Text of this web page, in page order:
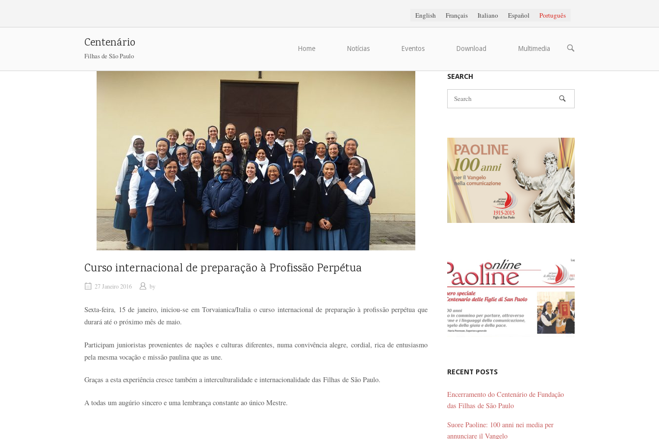
content
English Français Italiano Español Português
Centenário
Filhas de São Paulo
Home Notícias Eventos Download Multimedia
OPEN
Curso internacional de preparação à Profissão Perpétua
27 Janeiro 2016 by
Sexta-feira, 15 de janeiro, iniciou-se em Torvaianica/Italia o curso internacional de preparação à profissão perpétua que
durará até o próximo mês de maio.
Participam junioristas provenientes de nações e culturas diferentes, numa convivência alegre, cordial, rica de entusiasmo
pela mesma vocação e missão paulina que as une.
Graças a esta experiência cresce também a interculturalidade e internacionalidade das Filhas de São Paulo.
A todas um augúrio sincero e uma lembrança constante ao único Mestre.
SEARCH
RECENT POSTS
Encerramento do Centenário de Fundação
das Filhas de São Paulo
Suore Paoline: 100 anni nei media per
annunciare il Vangelo